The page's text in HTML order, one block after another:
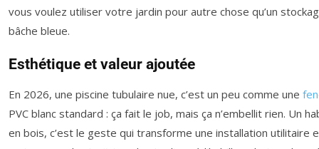
vous voulez utiliser votre jardin pour autre chose qu’un
bâche bleue.
Esthétique et valeur ajoutée
En 2026, une piscine tubulaire nue, c’est un peu comme une
PVC blanc standard : ça fait le job, mais ça n’embellit rien. Un
en bois, c’est le geste qui transforme une installation utilitaire